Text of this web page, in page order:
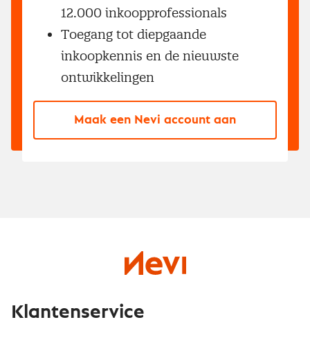
12.000 inkoopprofessionals
Toegang tot diepgaande
inkoopkennis en de nieuwste
ontwikkelingen
Maak een Nevi account aan
Klantenservice